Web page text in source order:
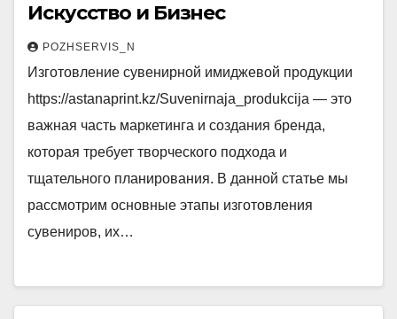
Искусство и Бизнес
POZHSERVIS_N
Изготовление сувенирной имиджевой продукции
https://astanaprint.kz/Suvenirnaja_produkcija — это
важная часть маркетинга и создания бренда,
которая требует творческого подхода и
тщательного планирования. В данной статье мы
рассмотрим основные этапы изготовления
сувениров, их…